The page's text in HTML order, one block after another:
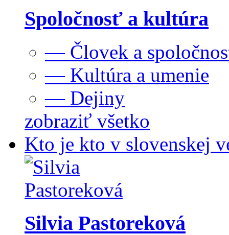
Spoločnosť a kultúra
— Človek a
— Kultúra a umenie
— Dejiny
zobraziť všetko
Kto je kto v slovenskej
Silvia Pastoreková